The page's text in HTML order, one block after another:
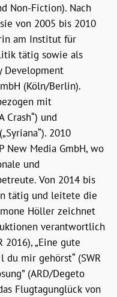
Non-Fiction). Nach
von 2005 bis 2010
am Institut für
tätig sowie als
Development
(Köln/Berlin).
mit
Crash“) und
2010
New Media GmbH, wo
und
Von 2014 bis
tätig und leitete die
Höller zeichnet
verantwortlich
2016), „Eine gute
du mir gehörst“ (SWR
(ARD/Degeto
Flugtagunglück von